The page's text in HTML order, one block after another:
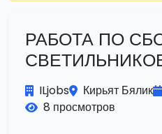
РАБОТА ПО
ILjobs Кирьят Бялик
8 просмотров